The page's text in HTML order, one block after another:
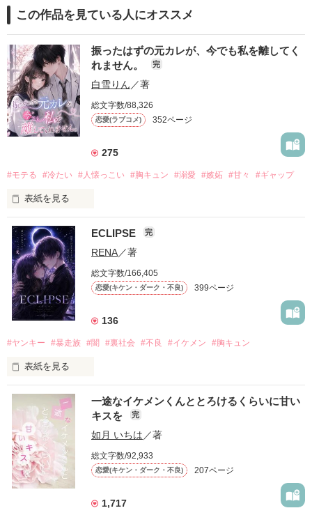
この作品を見ている人にオススメ
振ったはずの元カレが、今でも私を離してく
れません。
完
白雪りん ／著
総文字数/88,326
恋愛(ラブコメ) 352ページ
275
#モテる #冷たい #人懐っこい #胸キュン #溺愛 #嫉妬 #甘々 #ギャップ
表紙を見る
「好きだったから、別れを選んだ。」
モテる人を好きになるのが怖かった。
だから私は、中学時代に大好きだった彼を自分から振った。
もう会うことはないと思っていたのに、
高校生になって再会した彼は、隣の学校で”王子様”と呼ばれる
他の女の子には冷たいのに
私にだけ昔と変わらない笑顔を向けてくる。
「澪ちゃん。」
それは止まっていた恋が再び動き始める合図──。
✨.ﾟ･*..☆.｡.:*✨.☆.｡.:. *:ﾟ✨.ﾟ･*..☆.｡.:*✨
ECLIPSE 完
RENA／著
総文字数/166,405
恋愛(キケン・ダーク・不良) 399ページ
136
#ヤンキー #暴走族 #闇 #裏社会 #不良 #イケメン #胸キュン
表紙を見る
表紙画像はAIです
作品を読む
一途なイケメンくんととろけるくらいに甘い
キスを
完
如月 いちは ／著
総文字数/92,933
恋愛(キケン・ダーク・不良) 207ページ
1,717